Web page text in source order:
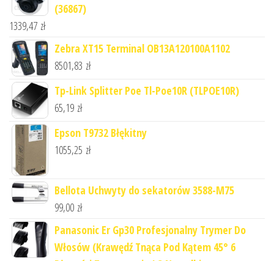
(36867)
1339,47 zł
Zebra XT15 Terminal OB13A120100A1102
8501,83 zł
Tp-Link Splitter Poe Tl-Poe10R (TLPOE10R)
65,19 zł
Epson T9732 Błękitny
1055,25 zł
Bellota Uchwyty do sekatorów 3588-M75
99,00 zł
Panasonic Er Gp30 Profesjonalny Trymer Do
Włosów (Krawędź Tnąca Pod Kątem 45° 6